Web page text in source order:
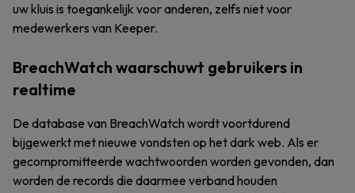
uw kluis is toegankelijk voor anderen, zelfs niet voor
medewerkers van Keeper.
BreachWatch waarschuwt gebruikers in
realtime
De database van BreachWatch wordt voortdurend
bijgewerkt met nieuwe vondsten op het dark web. Als er
gecompromitteerde wachtwoorden worden gevonden, dan
worden de records die daarmee verband houden